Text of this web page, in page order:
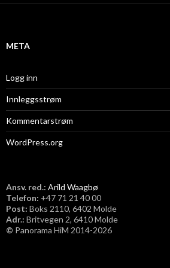
i
META
Logg inn
Innleggsstrøm
Kommentarstrøm
WordPress.org
Ansv. red.: Arild Waagbø
Telefon: ​+47 71 21 40 00
Post: Boks 2110, 6402 Molde
Adr.: Britvegen 2, 6410 Molde
© Panorama HiM 2014-2026